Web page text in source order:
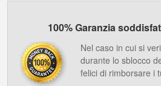
100% Garanzia
Nel caso in cui si
durante lo sblocco
felici di rimborsare i